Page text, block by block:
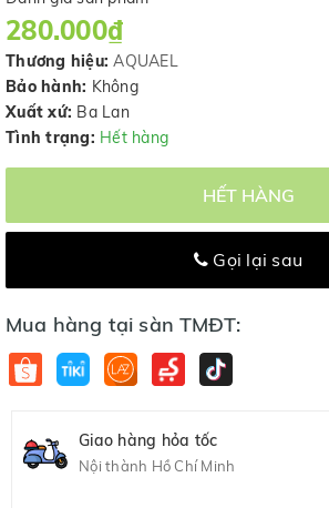
280.000₫
Thương hiệu: AQUAEL
Bảo hành: Không
Xuất xứ: Ba Lan
Tình trạng: Hết hàng
HẾT HÀNG
Gọi lại sau
Mua hàng tại sàn TMĐT:
Giao hàng hỏa tốc
Nội thành Hồ Chí Minh